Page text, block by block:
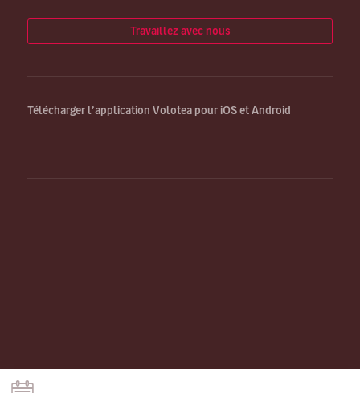
Travaillez avec nous
Télécharger l’application Volotea pour iOS et Android